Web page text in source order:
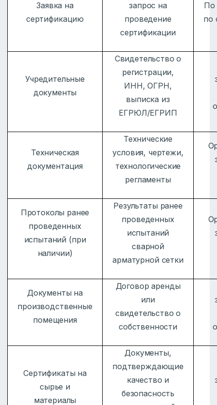
Заявка на
сертификацию
запрос на
проведение
сертификации
По
по
Учредительные
документы
Свидетельство о
регистрации,
ИНН, ОГРН,
выписка из
ЕГРЮЛ/ЕГРИП
Техническая
документация
Технические
условия, чертежи,
технологические
регламенты
Протоколы ранее
проведенных
испытаний (при
наличии)
Результаты ранее
проведенных
испытаний
сварной
арматурной сетки
Документы на
производственные
помещения
Договор аренды
или
свидетельство о
собственности
Сертификаты на
сырье и
материалы
Документы,
подтверждающие
качество и
безопасность